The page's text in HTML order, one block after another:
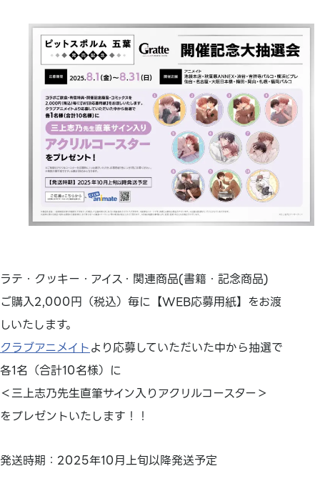
ラテ・クッキー・アイス・関連商品(書籍・記念商品)
ご購入2,000円（税込）毎に【WEB応募用紙】をお渡
しいたします。
クラブアニメイトより応募していただいた中から抽選で
各1名（合計10名様）に
＜三上志乃先生直筆サイン入りアクリルコースター＞
をプレゼントいたします！！
発送時期：2025年10月上旬以降発送予定